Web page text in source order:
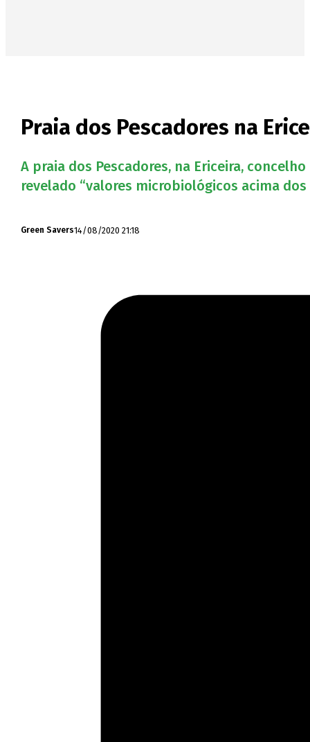
Praia dos Pescadores na
A praia dos Pescadores, na Ericeira,
revelado “valores microbiológicos acima
Green Savers14/08/2020 21:18